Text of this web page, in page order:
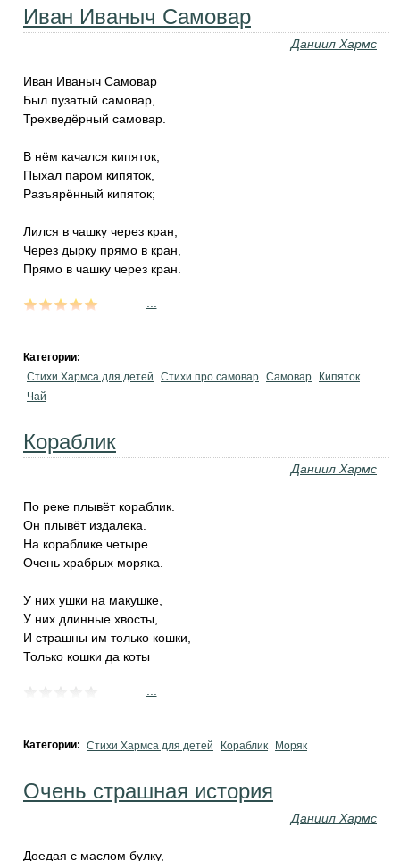
Иван Иваныч Самовар
Даниил Хармс
Иван Иваныч Самовар
Был пузатый самовар,
Трехведёрный самовар.
В нём качался кипяток,
Пыхал паром кипяток,
Разъярённый кипяток;
Лился в чашку через кран,
Через дырку прямо в кран,
Прямо в чашку через кран.
Категории:
Стихи Хармса для детей
Стихи про самовар Самовар
Кипяток
Чай
Кораблик
Даниил Хармс
По реке плывёт кораблик.
Он плывёт издалека.
На кораблике четыре
Очень храбрых моряка.
У них ушки на макушке,
У них длинные хвосты,
И страшны им только кошки,
Только кошки да коты
Категории: Стихи Хармса для детей Кораблик Моряк
Очень страшная история
Даниил Хармс
Доедая с маслом булку,